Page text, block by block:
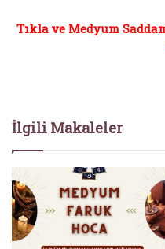
Tıkla ve Medyum
İlgili Makaleler